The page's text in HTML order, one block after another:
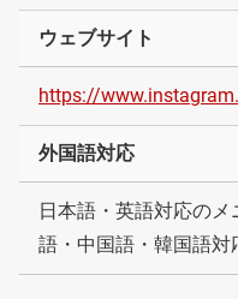
ウェブサイト
https://
外国語対応
日本語・英語対応の
語・中国語・韓国語対